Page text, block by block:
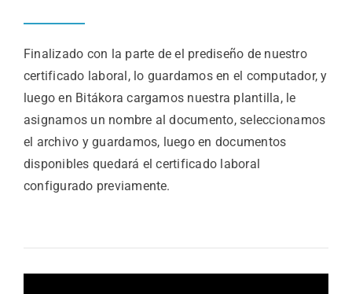
Finalizado con la parte de el prediseño de nuestro
certificado laboral, lo guardamos en el computador, y
luego en Bitákora cargamos nuestra plantilla, le
asignamos un nombre al documento, seleccionamos
el archivo y guardamos, luego en documentos
disponibles quedará el certificado laboral
configurado previamente.